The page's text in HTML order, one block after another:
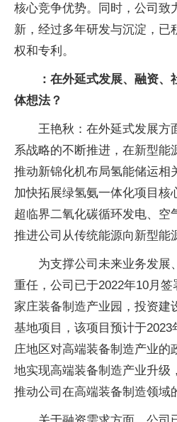
核心竞争优势。同时，公司致
新，经过多年研发与沉淀，已
权和专利。
：在外延式发展、融资
体想法？
王艳秋：在外延式发展方
系战略的不断推进，在新型能
推动新锦化机布局氢能储运相
加快拓展绿氢氨一体化项目核
超临界二氧化碳循环发电、空
推进公司从传统能源向新型能
为支撑公司未来业务发展
重任，公司已于2022年10月
家庄装备制造产业园，投资建
基地项目，该项目预计于
庄地区对高端装备制造产业的
地实现高端装备制造产业升级
推动公司在高端装备制造领域